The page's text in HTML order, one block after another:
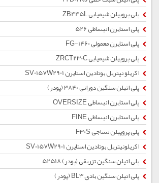
پلی پروپیلن شیمیایی ZB445L
پلی استایرن انبساطی 526
پلی استایرن معمولی 1460-FG
پلی پروپیلن شیمیایی ZRCT230C
اکریلو نیتریل بوتادین استایرن SV0157W2901
پلی اتیلن سنگین دورانی 3840 (پودر)
پلی استایرن انبساطی OVERSIZE
پلی استایرن انبساطی FINE
پلی پروپیلن نساجی F30S
اکریلونیتریل بوتادین استایرن SV0157W2901
پلی اتیلن سنگین تزریقی (پودر) 52518
پلی اتیلن سنگین بادی BL3 (پودر)